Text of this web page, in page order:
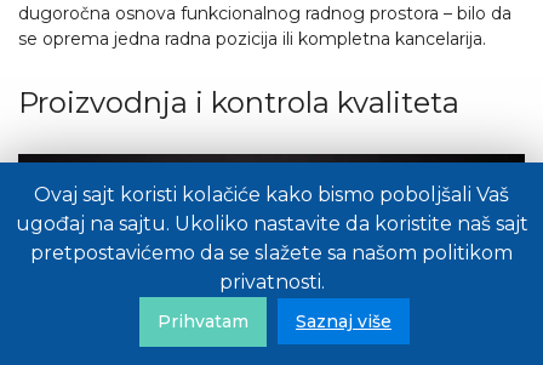
dugoročna osnova funkcionalnog radnog prostora – bilo da
se oprema jedna radna pozicija ili kompletna kancelarija.
Proizvodnja i kontrola kvaliteta
Ovaj sajt koristi kolačiće kako bismo poboljšali Vaš
ugođaj na sajtu. Ukoliko nastavite da koristite naš sajt
pretpostavićemo da se slažete sa našom politikom
privatnosti.
Prihvatam Saznaj više
Politika privatnosti